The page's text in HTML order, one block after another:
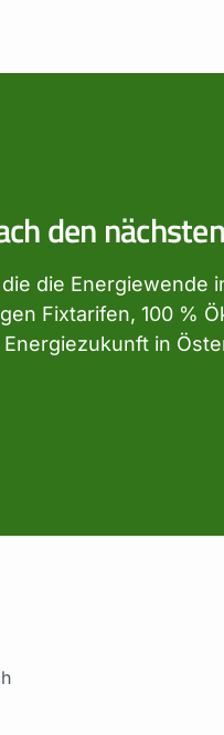
den
die Energiewende
Fixtarifen, 100 %
in